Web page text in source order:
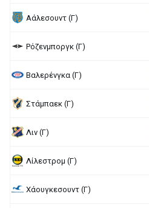
Αάλεσουντ (Γ)
Ρόζενμποργκ (Γ)
Βαλερένγκα (Γ)
Στάμπαεκ (Γ)
Λιν (Γ)
Λίλεστρομ (Γ)
Χάουγκεσουντ (Γ)